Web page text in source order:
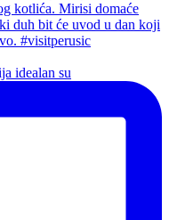
idealan su